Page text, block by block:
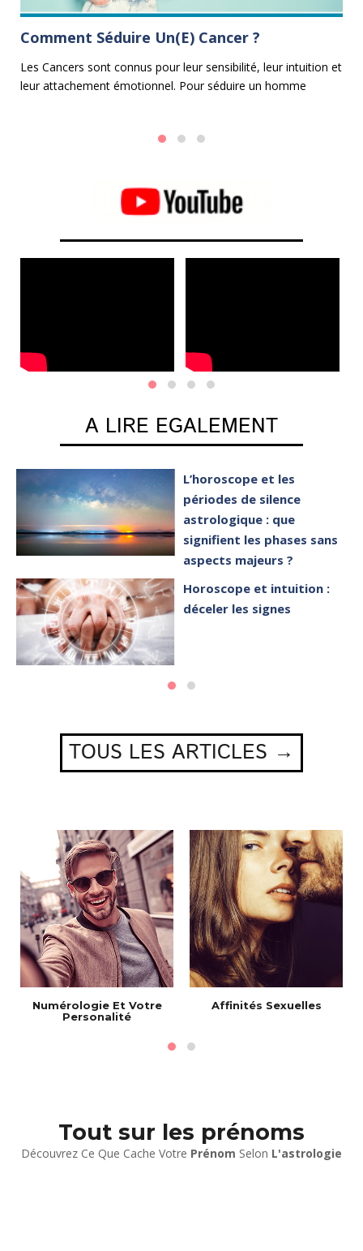
Comment Séduire Un(e) Cancer ?
Les Cancers sont connus pour leur sensibilité, leur intuition et
leur attachement émotionnel. Pour séduire un homme
A LIRE EGALEMENT
L’horoscope et les
périodes de silence
astrologique : que
signifient les phases sans
aspects majeurs ?
Horoscope et intuition :
déceler les signes
TOUS LES ARTICLES →
Numérologie Et Votre
Personalité
Affinités Sexuelles
Tout sur les prénoms
Découvrez Ce Que Cache Votre Prénom Selon L'astrologie